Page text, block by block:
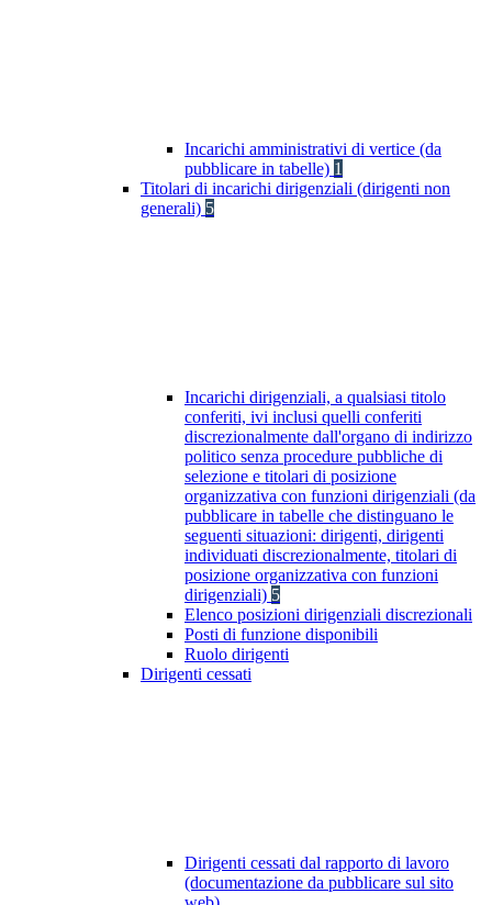
Incarichi amministrativi di vertice (da
pubblicare in tabelle) 1
Titolari di incarichi dirigenziali (dirigenti non
generali) 5
Incarichi dirigenziali, a qualsiasi titolo
conferiti, ivi inclusi quelli conferiti
discrezionalmente dall'organo di indirizzo
politico senza procedure pubbliche di
selezione e titolari di posizione
organizzativa con funzioni dirigenziali (da
pubblicare in tabelle che distinguano le
seguenti situazioni: dirigenti, dirigenti
individuati discrezionalmente, titolari di
posizione organizzativa con funzioni
dirigenziali) 5
Elenco posizioni dirigenziali discrezionali
Posti di funzione disponibili
Ruolo dirigenti
Dirigenti cessati
Dirigenti cessati dal rapporto di lavoro
(documentazione da pubblicare sul sito